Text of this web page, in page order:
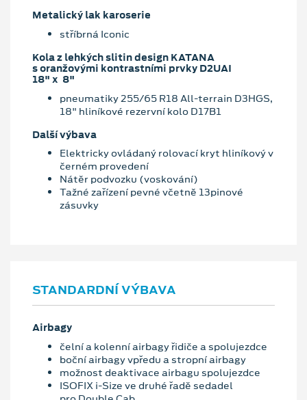
Metalický lak karoserie
stříbrná Iconic
Kola z lehkých slitin design KATANA
s oranžovými kontrastními prvky D2UAI
18" x 8"
pneumatiky 255/65 R18 All-terrain D3HGS,
18" hliníkové rezervní kolo D17B1
Další výbava
Elektricky ovládaný rolovací kryt hliníkový v
černém provedení
Nátěr podvozku (voskování)
Tažné zařízení pevné včetně 13pinové
zásuvky
STANDARDNÍ VÝBAVA
Airbagy
čelní a kolenní airbagy řidiče a spolujezdce
boční airbagy vpředu a stropní airbagy
možnost deaktivace airbagu spolujezdce
ISOFIX i-Size ve druhé řadě sedadel